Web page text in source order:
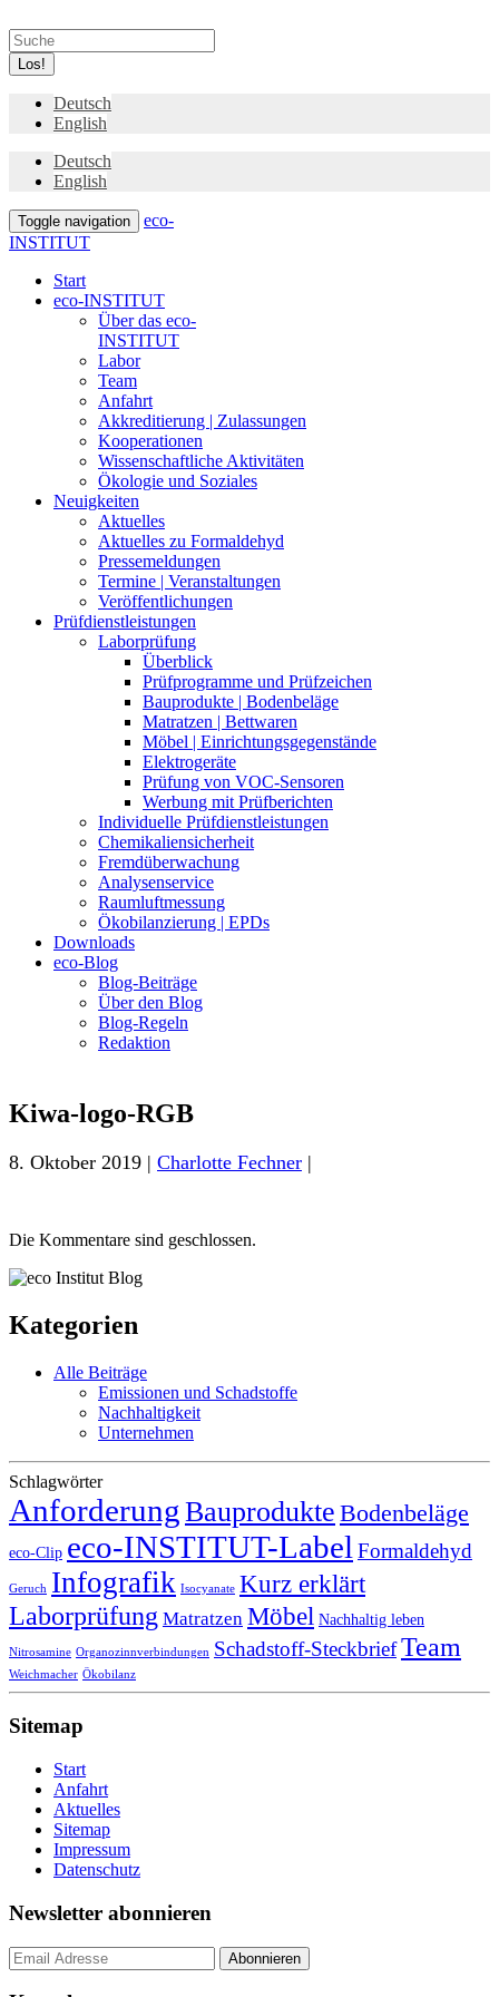
Los!
Deutsch
English
Deutsch
English
Toggle navigation
eco-
INSTITUT
Start
eco-INSTITUT
Über das eco-
INSTITUT
Labor
Team
Anfahrt
Akkreditierung | Zulassungen
Kooperationen
Wissenschaftliche Aktivitäten
Ökologie und Soziales
Neuigkeiten
Aktuelles
Aktuelles zu Formaldehyd
Pressemeldungen
Termine | Veranstaltungen
Veröffentlichungen
Prüfdienstleistungen
Laborprüfung
Überblick
Prüfprogramme und Prüfzeichen
Bauprodukte | Bodenbeläge
Matratzen | Bettwaren
Möbel | Einrichtungsgegenstände
Elektrogeräte
Prüfung von VOC-Sensoren
Werbung mit Prüfberichten
Individuelle Prüfdienstleistungen
Chemikaliensicherheit
Fremdüberwachung
Analysenservice
Raumluftmessung
Ökobilanzierung | EPDs
Downloads
eco-Blog
Blog-Beiträge
Über den Blog
Blog-Regeln
Redaktion
Kiwa-logo-RGB
8. Oktober 2019 | Charlotte Fechner |
Die Kommentare sind geschlossen.
Kategorien
Alle Beiträge
Emissionen und Schadstoffe
Nachhaltigkeit
Unternehmen
Schlagwörter
AnforderungBauprodukte Bodenbeläge
eco-Clip eco-INSTITUT-Label Formaldehyd
Geruch Infografik Isocyanate Kurz erklärt
Laborprüfung Matratzen Möbel Nachhaltig leben
Nitrosamine Organozinnverbindungen Schadstoff-SteckbriefTeam
Weichmacher Ökobilanz
Sitemap
Start
Anfahrt
Aktuelles
Sitemap
Impressum
Datenschutz
Newsletter abonnieren